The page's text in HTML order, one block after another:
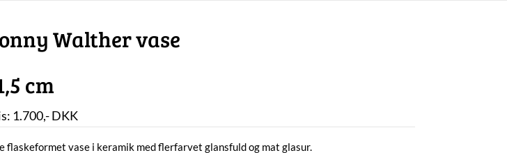
Walther vase
cm
1.700,-DKK
flaskeformet vase i keramik med flerfarvet glansfuld og mat glasur.